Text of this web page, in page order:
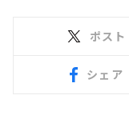
ポスト
シェア